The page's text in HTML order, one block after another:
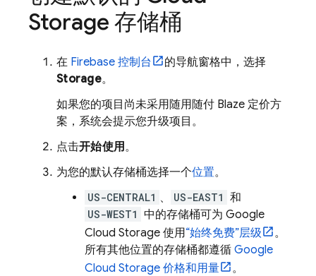
Storage 存储桶
在 Firebase 控制台
的导航窗格中，选择
Storage。
如果您的项目尚未采用随用随付 Blaze 定价方
案，系统会提示您升级项目。
点击开始使用。
为您的默认存储桶选择一个位置。
US-CENTRAL1 、 US-EAST1 和
US-WEST1 中的存储桶可为 Google
Cloud Storage 使用“始终免费”层级
。
所有其他位置的存储桶都遵循 Google
Cloud Storage 价格和用量
。